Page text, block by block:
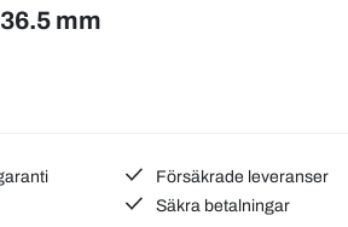
mm
Försäkrade leveranser
Säkra betalningar